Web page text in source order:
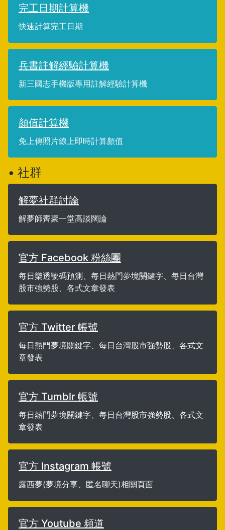
完工日期計算機
快速計算完工日期
兵書註解經驗計算機
新三國志手機版專用註解經驗計算機
顏值計算機
免上傳照片線上即時計算顏值
• 社群
解夢社群討論
解夢師齊聚一堂高談闊論
官方 Facebook 粉絲團
每日樂透號碼預測、每日熱門夢境關鍵字、每日台灣
股市強勢股、各式文章發表
官方 Twitter 帳號
每日熱門夢境關鍵字、每日台灣股市強勢股、各式文
章發表
官方 Tumblr 帳號
每日熱門夢境關鍵字、每日台灣股市強勢股、各式文
章發表
官方 Instagram 帳號
露西夢(夢境分享、匿名聊天)相關頁面
官方 Youtube 頻道